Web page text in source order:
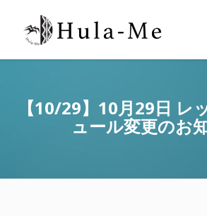
【10/29】10月29日 レ
ュール変更のお